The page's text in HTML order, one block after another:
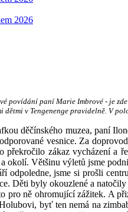
2026
povídání paní Marie Imbrové - je
dětmi v Tengenenge pravidelně. V
děčínského muzea, paní
vesnice. Za
překročilo zákaz vycházení
okolí. Většinu výletů jsme
odpoledne, jsme si prošli
Děti byly okouzlené a
pro ně ohromující zážitek. A
byť ten nemá na